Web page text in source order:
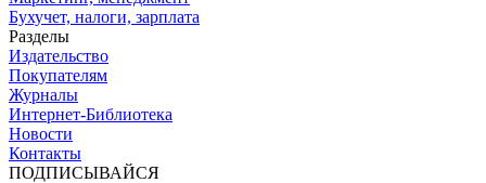
Бухучет, налоги, зарплата
Разделы
Издательство
Покупателям
Журналы
Интернет-Библиотека
Новости
Контакты
ПОДПИСЫВАЙСЯ